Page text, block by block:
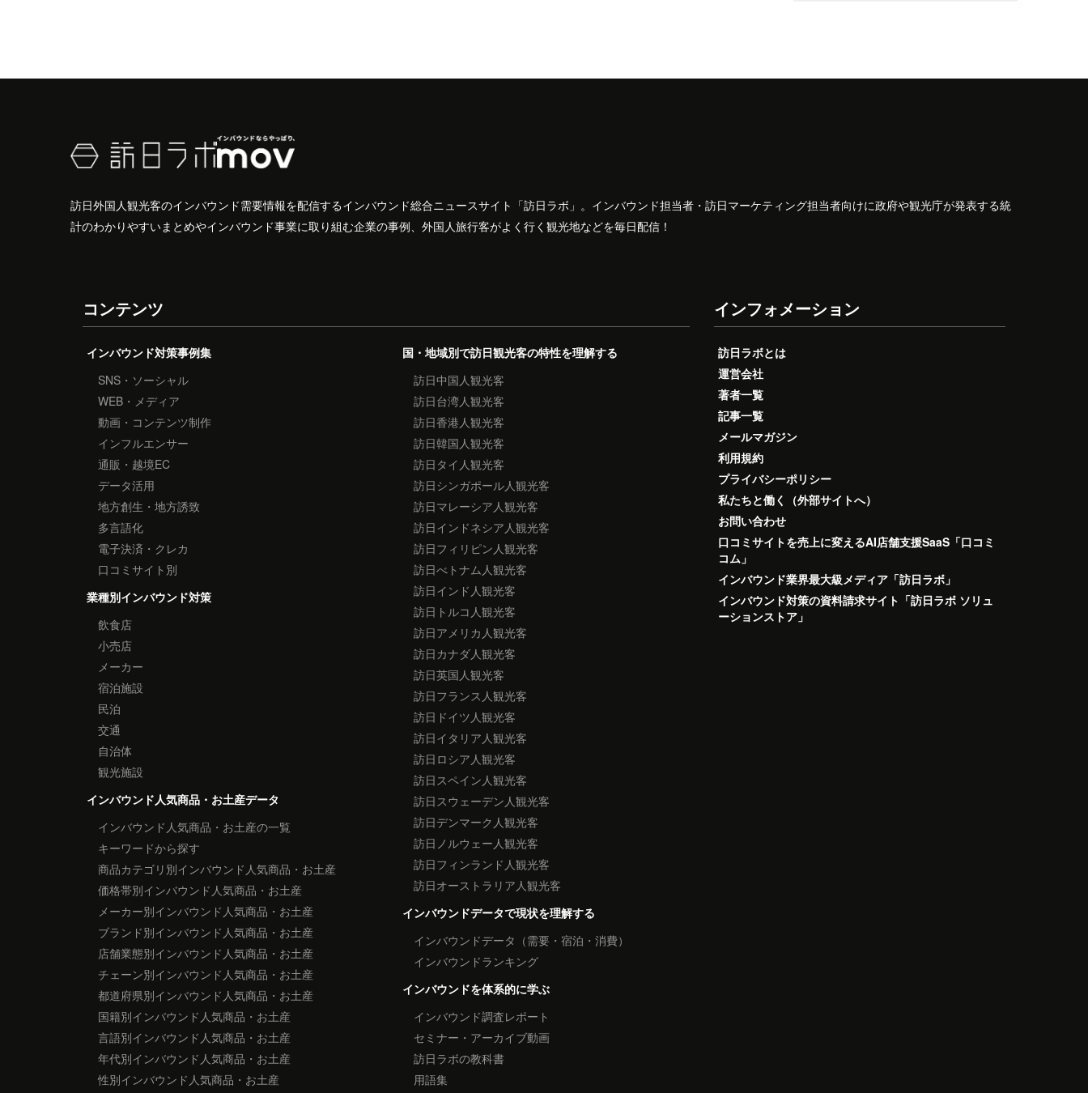
訪日外国人観光客のインバウンド需要情報を配信するインバウンド総合ニュースサイト「訪日ラボ」。インバウンド担当者・訪日マーケティング担当者向けに政府や観光庁が発表する統
計のわかりやすいまとめやインバウンド事業に取り組む企業の事例、外国人旅行客がよく行く観光地などを毎日配信！
コンテンツ
インバウンド対策事例集
SNS・ソーシャル
WEB・メディア
動画・コンテンツ制作
インフルエンサー
通販・越境EC
データ活用
地方創生・地方誘致
多言語化
電子決済・クレカ
口コミサイト別
業種別インバウンド対策
飲食店
小売店
メーカー
宿泊施設
民泊
交通
自治体
観光施設
インバウンド人気商品・お土産データ
インバウンド人気商品・お土産の一覧
キーワードから探す
商品カテゴリ別インバウンド人気商品・お土産
価格帯別インバウンド人気商品・お土産
メーカー別インバウンド人気商品・お土産
ブランド別インバウンド人気商品・お土産
店舗業態別インバウンド人気商品・お土産
チェーン別インバウンド人気商品・お土産
都道府県別インバウンド人気商品・お土産
国籍別インバウンド人気商品・お土産
言語別インバウンド人気商品・お土産
年代別インバウンド人気商品・お土産
性別インバウンド人気商品・お土産
国・地域別で訪日観光客の特性を理解する
訪日中国人観光客
訪日台湾人観光客
訪日香港人観光客
訪日韓国人観光客
訪日タイ人観光客
訪日シンガポール人観光客
訪日マレーシア人観光客
訪日インドネシア人観光客
訪日フィリピン人観光客
訪日べトナム人観光客
訪日インド人観光客
訪日トルコ人観光客
訪日アメリカ人観光客
訪日カナダ人観光客
訪日英国人観光客
訪日フランス人観光客
訪日ドイツ人観光客
訪日イタリア人観光客
訪日ロシア人観光客
訪日スペイン人観光客
訪日スウェーデン人観光客
訪日デンマーク人観光客
訪日ノルウェー人観光客
訪日フィンランド人観光客
訪日オーストラリア人観光客
インバウンドデータで現状を理解する
インバウンドデータ（需要・宿泊・消費）
インバウンドランキング
インバウンドを体系的に学ぶ
インバウンド調査レポート
セミナー・アーカイブ動画
訪日ラボの教科書
用語集
インフォメーション
訪日ラボとは
運営会社
著者一覧
記事一覧
メールマガジン
利用規約
プライバシーポリシー
私たちと働く（外部サイトへ）
お問い合わせ
口コミサイトを売上に変えるAI店舗支援SaaS「口コミ
コム」
インバウンド業界最大級メディア「訪日ラボ」
インバウンド対策の資料請求サイト「訪日ラボ ソリュ
ーションストア」